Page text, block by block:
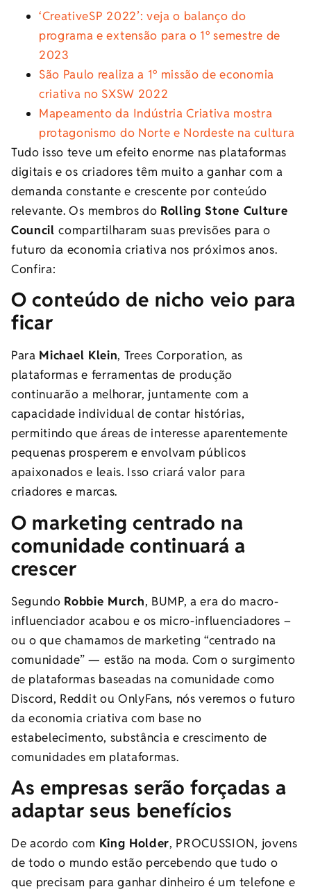
‘CreativeSP 2022’: veja o balanço do
programa e extensão para o 1º semestre de
2023
São Paulo realiza a 1º missão de economia
criativa no SXSW 2022
Mapeamento da Indústria Criativa mostra
protagonismo do Norte e Nordeste na cultura
Tudo isso teve um efeito enorme nas plataformas
digitais e os criadores têm muito a ganhar com a
demanda constante e crescente por conteúdo
relevante. Os membros do Rolling Stone Culture
Councilcompartilharam suas previsões para o
futuro da economia criativa nos próximos anos.
Confira:
O conteúdo de nicho veio para
ficar
Para Michael Klein, Trees Corporation, as
plataformas e ferramentas de produção
continuarão a melhorar, juntamente com a
capacidade individual de contar histórias,
permitindo que áreas de interesse aparentemente
pequenas prosperem e envolvam públicos
apaixonados e leais. Isso criará valor para
criadores e marcas.
O marketing centrado na
comunidade continuará a
crescer
Segundo Robbie Murch, BUMP, a era do macro-
influenciador acabou e os micro-influenciadores –
ou o que chamamos de marketing “centrado na
comunidade” — estão na moda. Com o surgimento
de plataformas baseadas na comunidade como
Discord, Reddit ou OnlyFans, nós veremos o futuro
da economia criativa com base no
estabelecimento, substância e crescimento de
comunidades em plataformas.
As empresas serão forçadas a
adaptar seus benefícios
De acordo com King Holder, PROCUSSION, jovens
de todo o mundo estão percebendo que tudo o
que precisam para ganhar dinheiro é um telefone e